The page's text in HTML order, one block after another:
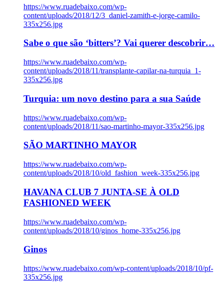
https://www.ruadebaixo.com/wp-
content/uploads/2018/12/3_daniel-zamith-e-jorge-camilo-
335x256.jpg
Sabe o que são ‘bitters’? Vai querer descobrir…
https://www.ruadebaixo.com/wp-
content/uploads/2018/11/transplante-capilar-na-turquia_1-
335x256.jpg
Turquia: um novo destino para a sua Saúde
https://www.ruadebaixo.com/wp-
content/uploads/2018/11/sao-martinho-mayor-335x256.jpg
SÃO MARTINHO MAYOR
https://www.ruadebaixo.com/wp-
content/uploads/2018/10/old_fashion_week-335x256.jpg
HAVANA CLUB 7 JUNTA-SE À OLD
FASHIONED WEEK
https://www.ruadebaixo.com/wp-
content/uploads/2018/10/ginos_home-335x256.jpg
Ginos
https://www.ruadebaixo.com/wp-content/uploads/2018/10/pf-
335x256.jpg